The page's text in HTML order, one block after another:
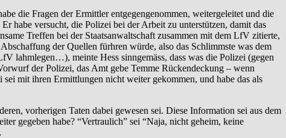
die Fragen der Ermittler entgegengenommen, weitergeleitet und die
habe versucht, die Polizei bei der Arbeit zu unterstützen, damit das
Treffen bei der Staatsanwaltschaft zusammen mit dem LfV zitierte,
der Quellen fürhren würde, also das Schlimmste was dem
lahmlegen…), meinte Hess sinngemäss, dass was die Polizei (gegen
der Polizei, das Amt gebe Temme Rückendeckung – wenn
mit ihren Ermittlungen nicht weiter gekommen, und habe das als
vorherigen Taten dabei gewesen sei. Diese Information sei aus dem
gegeben habe? “Vertraulich” sei “Naja, nicht geheim, keine